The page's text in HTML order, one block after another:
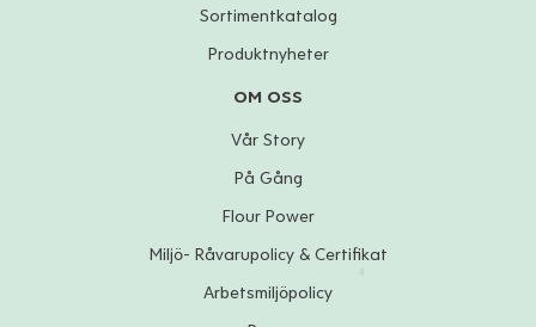
Sortimentkatalog
Produktnyheter
OM OSS
Vår Story
På Gång
Flour Power
Miljö- Råvarupolicy & Certifikat
Arbetsmiljöpolicy